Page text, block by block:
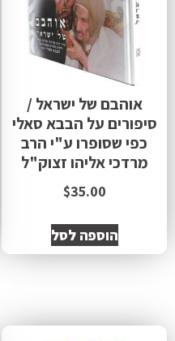
אוהבם של ישראל /
סיפורים על הבבא סאלי
כפי שסופרו ע"י הרב
מרדכי אליהו זצוק"ל
$35.00
הוספה לסל